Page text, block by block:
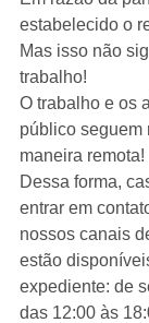
estabelecido o
Mas isso não
trabalho!
O trabalho e os
público seguem
maneira remota!
Dessa forma,
entrar em
nossos canais
estão
expediente: de
das 12:00 às